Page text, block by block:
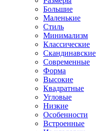
Большие
Маленькие
Стиль
Минимализм
Классические
Скандинавские
Современные
Форма
Высокие
Квадратные
Угловые
Низкие
Особенности
Встроенные